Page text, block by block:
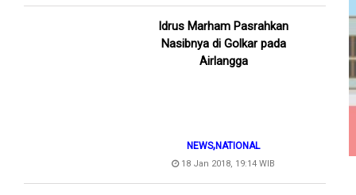
Idrus Marham Pasrahkan
Nasibnya di Golkar pada
Airlangga
NEWS,NATIONAL
18 Jan 2018, 19:14 WIB